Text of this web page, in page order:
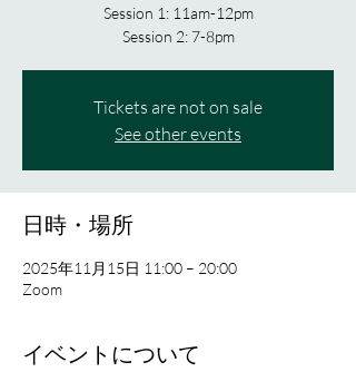
Session 1: 11am-12pm
Session 2: 7-8pm
Tickets are not on sale
See other events
日時・場所
2025年11月15日 11:00 – 20:00
Zoom
イベントについて